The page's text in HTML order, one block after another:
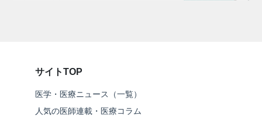
サイトTOP
医学・医療ニュース（一覧）
人気の医師連載・医療コラム